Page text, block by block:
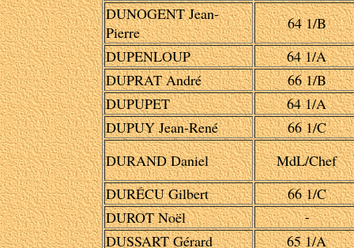
DUNOGENT Jean-
Pierre
64 1/B
DUPENLOUP
64 1/A
DUPRAT André
66 1/B
DUPUPET
64 1/A
DUPUY Jean-René
66 1/C
DURAND Daniel
MdL/Chef
DURÉCU Gilbert
66 1/C
DUROT Noël
-
DUSSART Gérard
65 1/A